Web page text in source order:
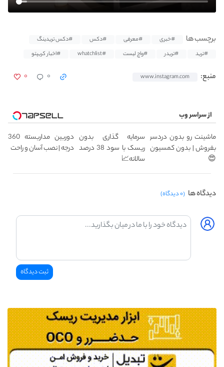
برچسب ها #خبری #معرفی #دکس
#دکس تریدینگ
#ترید
#تریدر #واچ لیست #whatchlist #اخبار کریپتو
منبع: www.instagram.com ۰ ۰
از سراسر وب
ماشینت رو بدون دردسر
بفروش | بدون کمسیون
😍
سرمایه گذاری بدون
ریسک با سود 38 درصد
سالانه📈
دوربین مداربسته 360
درجه | نصب آسان و راحت
دیدگاه ها (۰ دیدگاه)